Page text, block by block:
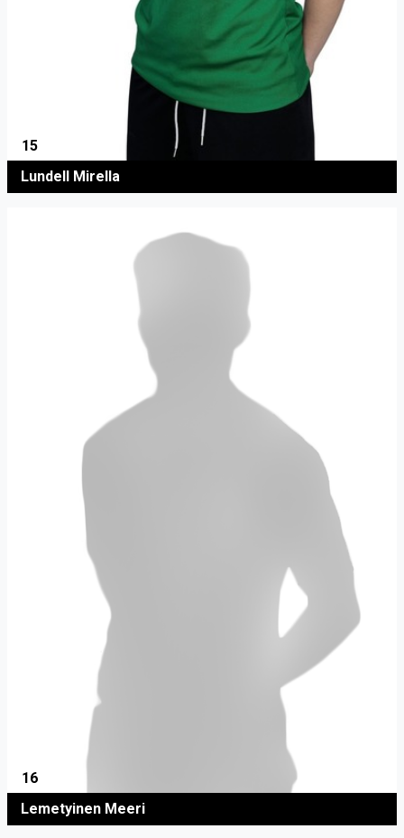
15
Lundell Mirella
16
Lemetyinen Meeri